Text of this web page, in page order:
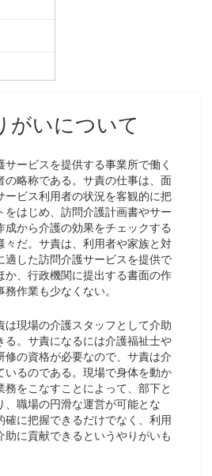
がいについて
ービスを提供する事業所で働く
の略称である。サ責の仕事は、面
ービス利用者の状況を客観的に把
をはじめ、訪問介護計画書やサー
成から介護の効果をチェックする
々だ。サ責は、利用者や家族と対
適した訪問介護サービスを提供で
か、行政機関に提出する書面の作
作業も少なくない。
は現場の介護スタッフとして介助
る。サ責になるには介護福祉士や
修の資格が必要なので、サ責は介
いるのである。現場で身体を動か
務をこなすことによって、部下と
、職場の円滑な運営が可能とな
確に把握できるだけでなく、利用
助に貢献できるというやりがいも